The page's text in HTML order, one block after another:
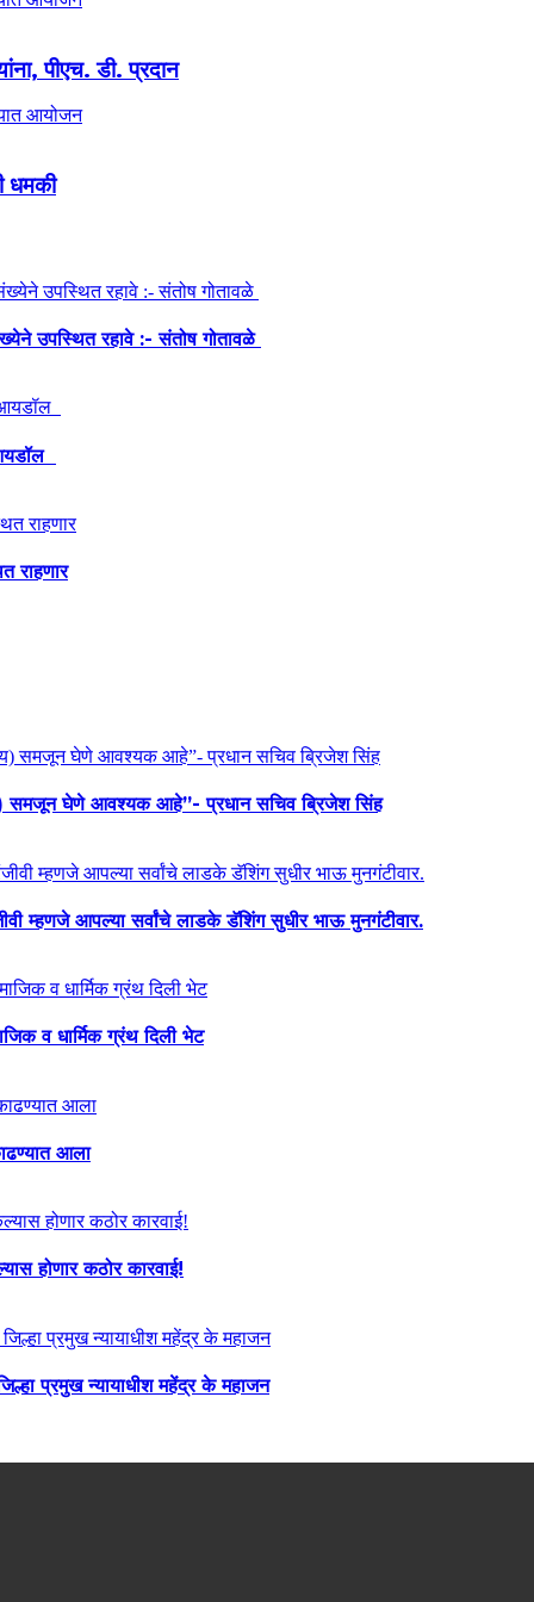
पीएच. डी. प्रदान
धमकी
उपस्थित रहावे :- संतोष गोतावळे
राहणार
समजून घेणे आवश्यक आहे”- प्रधान सचिव ब्रिजेश सिंह
म्हणजे आपल्या सर्वांचे लाडके डॅशिंग सुधीर भाऊ मुनगंटीवार.
व धार्मिक ग्रंथ दिली भेट
आला
होणार कठोर कारवाई!
प्रमुख न्यायाधीश महेंद्र के महाजन